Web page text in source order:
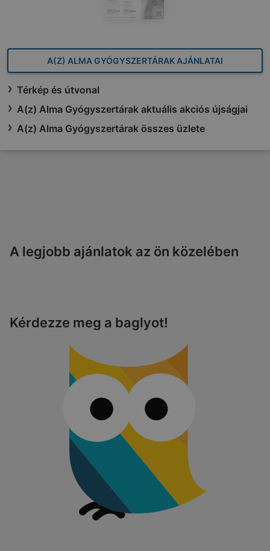
A(Z) ALMA GYÓGYSZERTÁRAK AJÁNLATAI
Térkép és útvonal
A(z) Alma Gyógyszertárak aktuális akciós újságjai
A(z) Alma Gyógyszertárak összes üzlete
A legjobb ajánlatok az ön közelében
Kérdezze meg a baglyot!